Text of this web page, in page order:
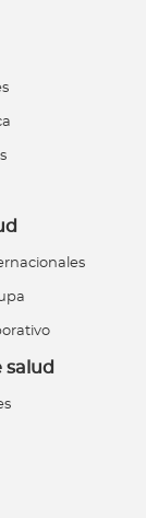
salud